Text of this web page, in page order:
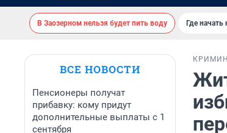
В Заозерном нельзя будет пить воду Где
ВСЕ НОВОСТИ
Пенсионеры получат
прибавку: кому придут
дополнительные выплаты с 1
сентября